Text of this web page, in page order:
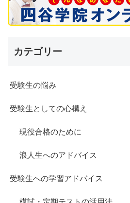
カテゴリー
受験生の悩み
受験生としての心構え
現役合格のために
浪人生へのアドバイス
受験生への学習アドバイス